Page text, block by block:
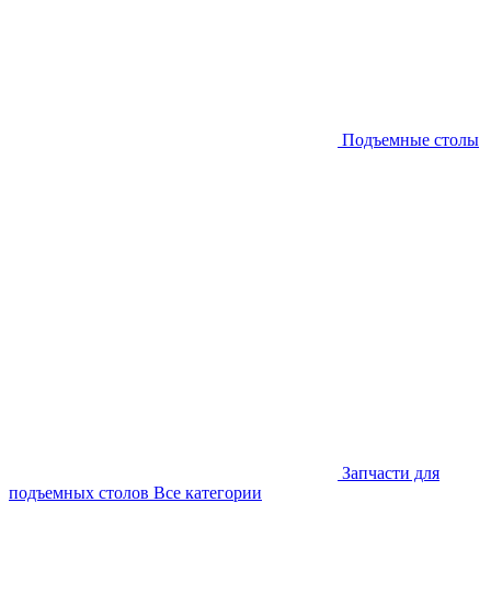
Подъемные столы
Запчасти для
подъемных столов Все категории